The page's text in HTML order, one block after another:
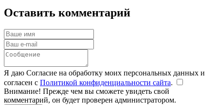
Оставить комментарий
Я даю Согласие на обработку моих персональных данных и
согласен с Политикой конфиденциальности сайта.
Внимание! Прежде чем вы сможете увидеть свой
комментарий, он будет проверен администратором.